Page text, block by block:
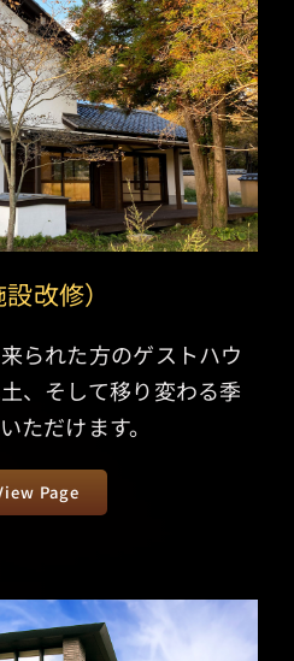
改修）
られた方のゲストハウ
、そして移り変わる季
ただけます。
Page